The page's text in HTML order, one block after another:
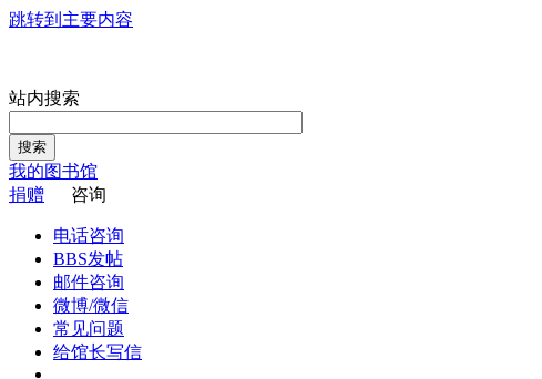
跳转到主要内容
站内搜索
搜索
我的图书馆
捐赠
咨询
电话咨询
BBS发帖
邮件咨询
微博/微信
常见问题
给馆长写信